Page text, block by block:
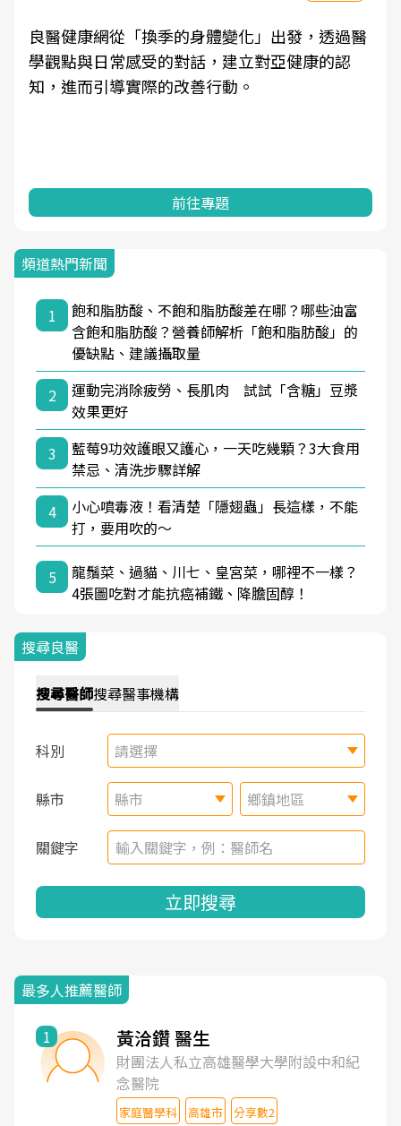
良醫健康網從「換季的身體變化」出發，透過醫
學觀點與日常感受的對話，建立對亞健康的認
知，進而引導實際的改善行動。
前往專題
頻道熱門新聞
1
飽和脂肪酸、不飽和脂肪酸差在哪？哪些油富
含飽和脂肪酸？營養師解析「飽和脂肪酸」的
優缺點、建議攝取量
2
運動完消除疲勞、長肌肉 試試「含糖」豆漿
效果更好
3
藍莓9功效護眼又護心，一天吃幾顆？3大食用
禁忌、清洗步驟詳解
4
小心噴毒液！看清楚「隱翅蟲」長這樣，不能
打，要用吹的～
5
龍鬚菜、過貓、川七、皇宮菜，哪裡不一樣？
4張圖吃對才能抗癌補鐵、降膽固醇！
搜尋良醫
搜尋醫師搜尋醫事機構
科別 請選擇
縣市 縣市 鄉鎮地區
關鍵字
立即搜尋
最多人推薦醫師
1 黃洽鑽 醫生
財團法人私立高雄醫學大學附設中和紀
念醫院
家庭醫學科 高雄市 分享數2